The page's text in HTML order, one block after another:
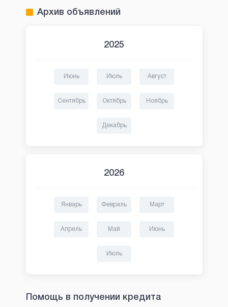
Архив объявлений
2025
Июнь Июль Август
Сентябрь Октябрь Ноябрь
Декабрь
2026
Январь Февраль Март
Апрель Май Июнь
Июль
Помощь в получении кредита